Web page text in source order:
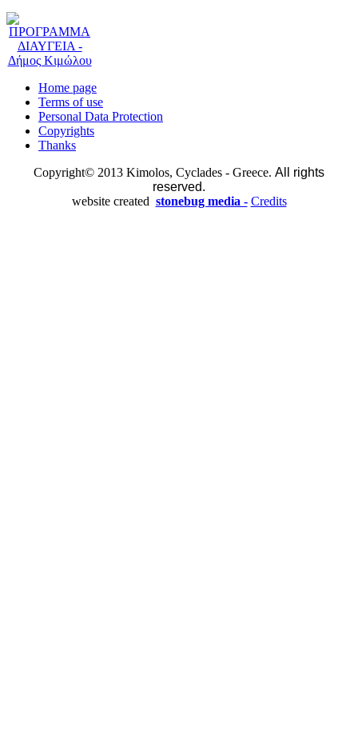
Home page
Terms of use
Personal Data Protection
Copyrights
Thanks
Copyright© 2013 Kimolos, Cyclades - Greece. All rights
reserved.
website created stonebug media - Credits